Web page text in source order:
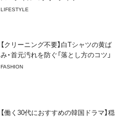
LIFESTYLE
【クリーニング不要】白Tシャツの黄ば
み・首元汚れを防ぐ「落とし方のコツ」
FASHION
【働く30代におすすめの韓国ドラマ】穏